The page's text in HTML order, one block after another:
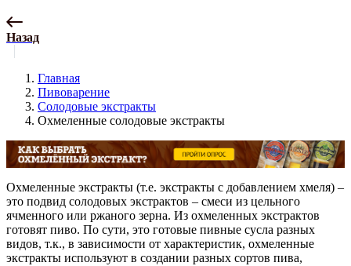
Назад
Главная
Пивоварение
Солодовые экстракты
Охмеленные солодовые экстракты
Охмеленные экстракты (т.е. экстракты с добавлением хмеля) –
это подвид солодовых экстрактов – смеси из цельного
ячменного или ржаного зерна. Из охмеленных экстрактов
готовят пиво. По сути, это готовые пивные сусла разных
видов, т.к., в зависимости от характеристик, охмеленные
экстракты используют в создании разных сортов пива,